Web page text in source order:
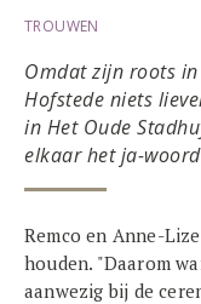
TROUWEN
Omdat zijn roots
Hofstede niets
in Het Oude
elkaar het ja-
Remco en Anne-
houden. "Daarom
aanwezig bij de